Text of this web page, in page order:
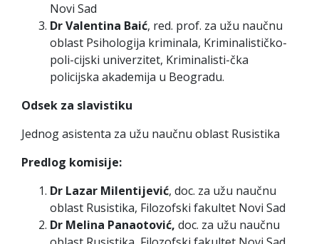
Novi Sad
Dr Valentina Baić, red. prof. za užu naučnu
oblast Psihologija kriminala, Kriminalističko-
poli-cijski univerzitet, Kriminalisti-čka
policijska akademija u Beogradu.
Odsek za slavistiku
Jednog asistenta za užu naučnu oblast Rusistika
Predlog komisije:
Dr Lazar Milentijević, doc. za užu naučnu
oblast Rusistika, Filozofski fakultet Novi Sad
Dr Melina Panaotović, doc. za užu naučnu